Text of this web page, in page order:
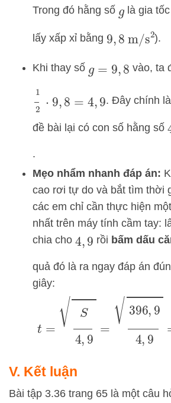
Trong đó hằng số g là gia
lấy xấp xỉ bằng 9, 8 m/s2).
Khi thay số g =9 ,8 vào, ta
1 9 8= 9 . Đây chính
đề bài lại có con số hằng số
.
Mẹo nhẩm nhanh đáp án:
cao rơi tự do và bắt tìm thời
các em chỉ cần thực hiện
nhất trên máy tính cầm tay:
chia cho 4, 9 rồi bấm dấu
quả đó là ra ngay đáp án
giây:
t= S4 396,94 9
V. Kết luận
Bài tập 3.36 trang 65 là một câu